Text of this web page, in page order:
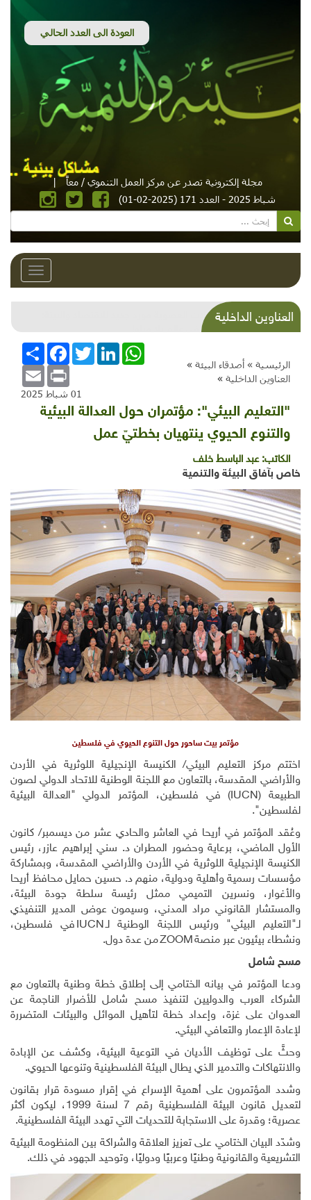
مجلة إلكترونية تصدر عن مركز العمل التنموي / معاً
|
شباط 2025 - العدد 171 (2025-02-01)
Toggle
العناوين الداخليةالفضلات العضوية مورد جديد للاقتصاد والبيئة:
الزراعة في عالم بلا مياه!
الرئيسية » أصدقاء البيئة »
العناوين الداخلية »
انشر
FacebookTwitterLinkedInWhatsApp
Email Print
01 شباط 2025
"التعليم البيئي": مؤتمران حول العدالة البيئية
والتنوع الحيوي ينتهيان بخطتيّ عمل
الكاتب:عبد الباسط خلف
خاص بآفاق البيئة والتنمية
مؤتمر بيت ساحور حول التنوع الحيوي في فلسطين
اختتم مركز التعليم البيئي/ الكنيسة الإنجيلية اللوثرية في الأردن
والأراضي المقدسة، بالتعاون مع اللجنة الوطنية للاتحاد الدولي لصون
الطبيعة (IUCN) في فلسطين، المؤتمر الدولي "العدالة البيئية
لفلسطين".
وعُقد المؤتمر في أريحا في العاشر والحادي عشر من ديسمبر/ كانون
الأول الماضي، برعاية وحضور المطران د. سني إبراهيم عازر، رئيس
الكنيسة الإنجيلية اللوثرية في الأردن والأراضي المقدسة، وبمشاركة
مؤسسات رسمية وأهلية ودولية، منهم د. حسين حمايل محافظ أريحا
والأغوار، ونسرين التميمي ممثل رئيسة سلطة جودة البيئة،
والمستشار القانوني مراد المدني، وسيمون عوض المدير التنفيذي
لـ"التعليم البيئي" ورئيس اللجنة الوطنية لـIUCN في فلسطين،
ونشطاء بيئيون عبر منصةZOOMمن عدة دول.
مسح شامل
ودعا المؤتمر في بيانه الختامي إلى إطلاق خطة وطنية بالتعاون مع
الشركاء العرب والدوليين لتنفيذ مسح شامل للأضرار الناجمة عن
العدوان على غزة، وإعداد خطة لتأهيل الموائل والبيئات المتضررة
لإعادة الإعمار والتعافي البيئي.
وحثَّ على توظيف الأديان في التوعية البيئية، وكشف عن الإبادة
والانتهاكات والتدمير الذي يطال البيئة الفلسطينية وتنوعها الحيوي.
وشدد المؤتمرون على أهمية الإسراع في إقرار مسودة قرار بقانون
لتعديل قانون البيئة الفلسطينية رقم 7 لسنة 1999، ليكون أكثر
عصرية؛ وقدرة على الاستجابة للتحديات التي تهدد البيئة الفلسطينية.
وشدّد البيان الختامي على تعزيز العلاقة والشراكة بين المنظومة البيئية
التشريعية والقانونية وطنيًا وعربيًا ودوليًا، وتوحيد الجهود في ذلك.